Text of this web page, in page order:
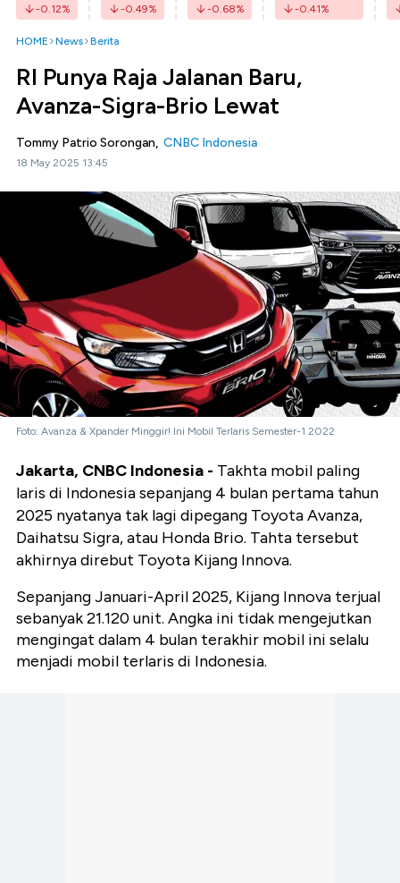
-0.12% -0.49% -0.68% -0.41%
HOME News Berita
RI Punya Raja Jalanan Baru,
Avanza-Sigra-Brio Lewat
Tommy Patrio Sorongan, CNBC Indonesia
18 May 2025 13:45
Foto: Avanza & Xpander Minggir! Ini Mobil Terlaris Semester-1 2022
Jakarta, CNBC Indonesia - Takhta mobil paling
laris di Indonesia sepanjang 4 bulan pertama tahun
2025 nyatanya tak lagi dipegang Toyota Avanza,
Daihatsu Sigra, atau Honda Brio. Tahta tersebut
akhirnya direbut Toyota Kijang Innova.
Sepanjang Januari-April 2025, Kijang Innova terjual
sebanyak 21.120 unit. Angka ini tidak mengejutkan
mengingat dalam 4 bulan terakhir mobil ini selalu
menjadi mobil terlaris di Indonesia.